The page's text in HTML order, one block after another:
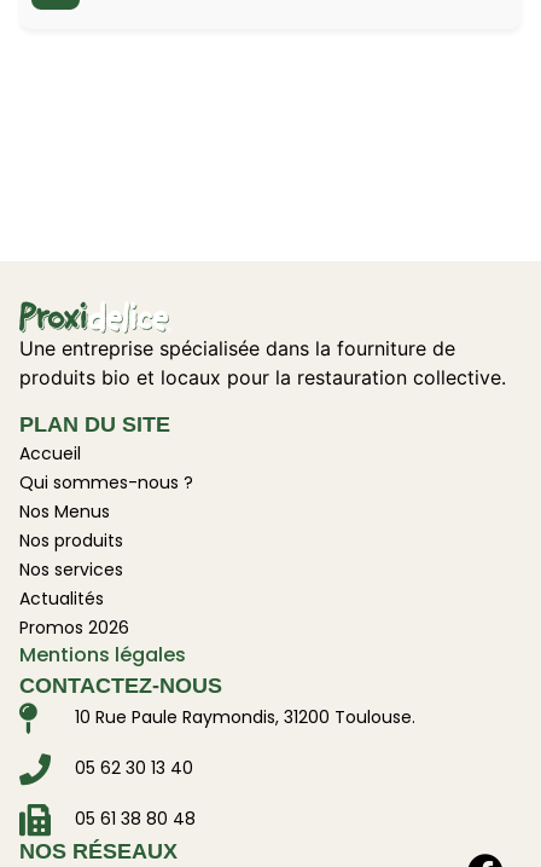
Une entreprise spécialisée dans la fourniture de
produits bio et locaux pour la restauration collective.
PLAN DU SITE
Accueil
Qui sommes-nous ?
Nos Menus
Nos produits
Nos services
Actualités
Promos 2026
Mentions légales
CONTACTEZ-NOUS
10 Rue Paule Raymondis, 31200 Toulouse.
05 62 30 13 40
05 61 38 80 48
NOS RÉSEAUX